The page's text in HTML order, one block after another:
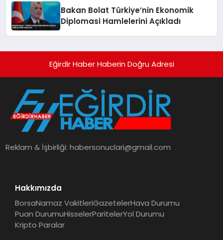
Bakan Bolat Türkiye’nin Ekonomik
Diplomasi Hamlelerini Açıkladı
Eğirdir Haber Haberin Doğru Adresi
Reklam & İşbirliği:habersonuclari@gmail.com
Hakkımızda
BorsaNamaz VakitleriGazetelerHava Durumu
Puan DurumuHisselerParitelerYol Durumu
Kripto Paralar